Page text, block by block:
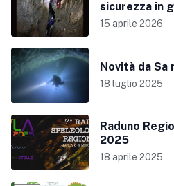
sicurezza in
15 aprile 2026
Novità da Sa
18 luglio 2025
Raduno
2025
18 aprile 2025